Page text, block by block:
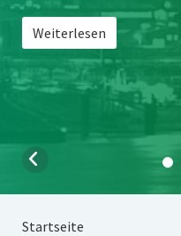
Weiterlesen
Startseite